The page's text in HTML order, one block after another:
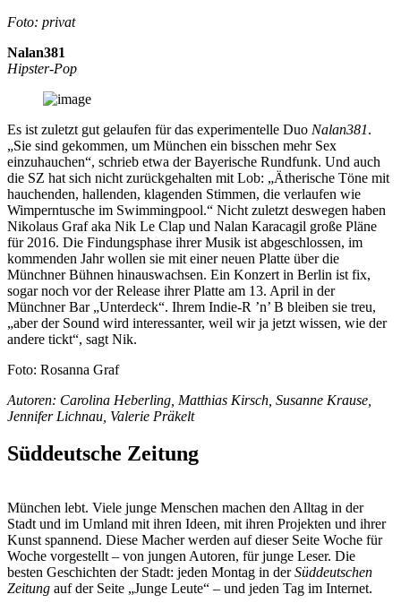
Foto: privat
Nalan381
Hipster-Pop
Es ist zuletzt gut gelaufen für das experimentelle Duo Nalan381.
„Sie sind gekommen, um München ein bisschen mehr Sex
einzuhauchen“, schrieb etwa der Bayerische Rundfunk. Und auch
die SZ hat sich nicht zurückgehalten mit Lob: „Ätherische Töne mit
hauchenden, hallenden, klagenden Stimmen, die verlaufen wie
Wimperntusche im Swimmingpool.“ Nicht zuletzt deswegen haben
Nikolaus Graf aka Nik Le Clap und Nalan Karacagil große Pläne
für 2016. Die Findungsphase ihrer Musik ist abgeschlossen, im
kommenden Jahr wollen sie mit einer neuen Platte über die
Münchner Bühnen hinauswachsen. Ein Konzert in Berlin ist fix,
sogar noch vor der Release ihrer Platte am 13. April in der
Münchner Bar „Unterdeck“. Ihrem Indie-R ’n’ B bleiben sie treu,
„aber der Sound wird interessanter, weil wir ja jetzt wissen, wie der
andere tickt“, sagt Nik.
Foto: Rosanna Graf
Autoren: Carolina Heberling, Matthias Kirsch, Susanne Krause,
Jennifer Lichnau, Valerie Präkelt
Süddeutsche Zeitung
München lebt. Viele junge Menschen machen den Alltag in der
Stadt und im Umland mit ihren Ideen, mit ihren Projekten und ihrer
Kunst spannend. Diese Macher werden auf dieser Seite Woche für
Woche vorgestellt – von jungen Autoren, für junge Leser. Die
besten Geschichten der Stadt: jeden Montag in derSüddeutschen
Zeitung auf der Seite „Junge Leute“ – und jeden Tag im Internet.